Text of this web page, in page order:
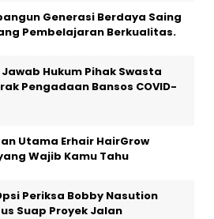
Generasi Berdaya Saing
Pembelajaran Berkualitas.
Hukum Pihak Swasta
Pengadaan Bansos COVID-
Utama Erhair HairGrow
Wajib Kamu Tahu
Periksa Bobby Nasution
Suap Proyek Jalan